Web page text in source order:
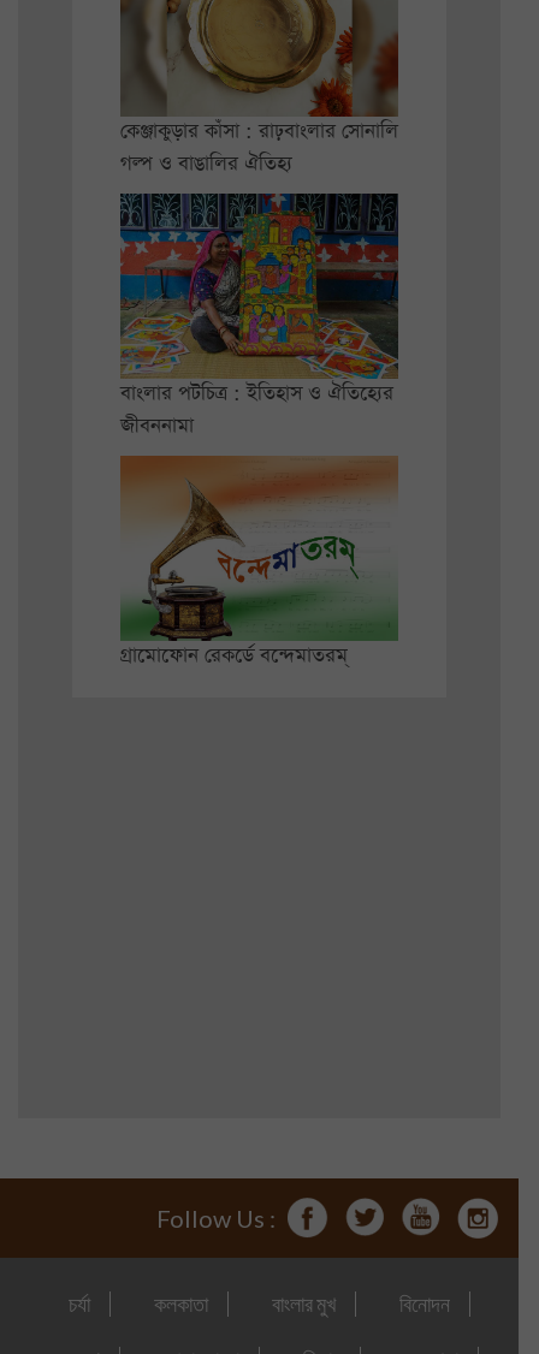
কেঞ্জাকুড়ার কাঁসা : রাঢ়বাংলার সোনালি
গল্প ও বাঙালির ঐতিহ্য
বাংলার পটচিত্র : ইতিহাস ও ঐতিহ্যের
জীবননামা
গ্রামোফোন রেকর্ডে বন্দেমাতরম্
Follow Us :
চর্যা কলকাতা বাংলার মুখ বিনোদন